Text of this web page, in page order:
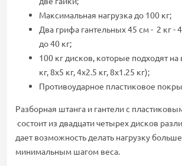
Максимальная нагрузка до 100 кг;
Два грифа гантельных 45 см - 2 кг -
до 40 кг;
100 кг дисков, которые подходят
кг, 8х5 кг, 4х2.5 кг, 8х1.25 кг);
Противоударное пластиковое
Разборная штанга и гантели с
состоит из двадцати четырех дисков
дает возможность делать нагрузку
минимальным шагом веса.